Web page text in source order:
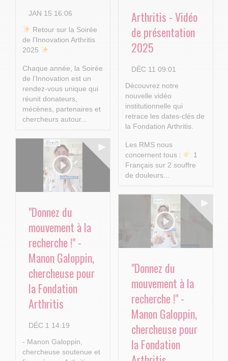
JAN 15 16:06
​ Retour sur la Soirée
de l’Innovation Arthritis
2025
Chaque année, la Soirée
de l’Innovation est un
rendez-vous unique qui
réunit donateurs,
mécènes, partenaires et
chercheurs autour...
Arthritis - Vidéo
de présentation
2025
DÉC 11 09:01
Découvrez notre
nouvelle vidéo
institutionnelle qui
retrace les dates-clés de
la Fondation Arthritis.
Les RMS nous
concernent tous :
1
Français sur 2 souffre
de douleurs...
"Donnez du
mouvement à la
recherche !" -
Manon Galoppin,
chercheuse pour
la Fondation
Arthritis
DÉC 1 14:19
- Manon Galoppin,
chercheuse soutenue et
"Donnez du
mouvement à la
recherche !" -
Manon Galoppin,
chercheuse pour
la Fondation